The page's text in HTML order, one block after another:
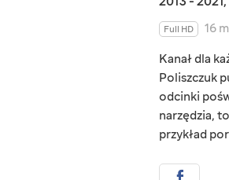
Full HD
16
Kanał dla
Poliszczuk
odcinki
narzędzia,
przykład